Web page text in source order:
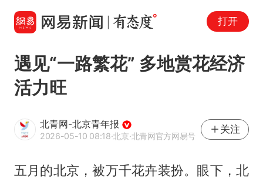
打开
遇见“一路繁花” 多地赏花经济
活力旺
北青网-北京青年报
2026-05-10 08:18·北京·北青网官方网易号
关注
五月的北京，被万千花卉装扮。眼下，北